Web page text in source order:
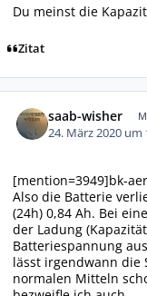
Du meinst die
Zitat
saab-wisher
24. März 2020 um
[mention=3949]bk-
Also die Batterie
(24h) 0,84 Ah. Bei
der Ladung
Batteriespannung
lässt irgendwann die
normalen Mitteln